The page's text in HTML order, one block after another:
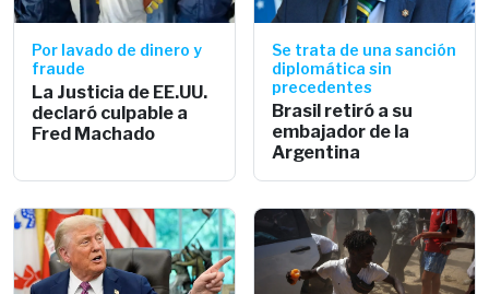
Por lavado de dinero y
fraude
La Justicia de EE.UU.
declaró culpable a
Fred Machado
Se trata de una sanción
diplomática sin
precedentes
Brasil retiró a su
embajador de la
Argentina